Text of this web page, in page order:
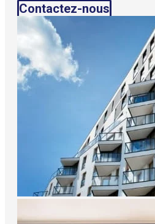
Contactez-nous